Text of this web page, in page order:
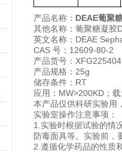
产品名称： DEAE葡聚
其他名称：葡聚糖凝胶
英文名称：DEAE
CAS 号：12609-80-2
产品货号：XFG225404
产品规格：25g
储存条件：RT
应用：MW>200KD；
本产品仅供科研实验用
实验室操作注意事项：
1.实验时根据试验的情
防毒面具等。实验前，
2.遵循化学药品的性质